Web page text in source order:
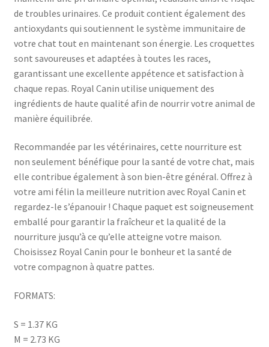
de troubles urinaires. Ce produit contient également des
antioxydants qui soutiennent le système immunitaire de
votre chat tout en maintenant son énergie. Les croquettes
sont savoureuses et adaptées à toutes les races,
garantissant une excellente appétence et satisfaction à
chaque repas. Royal Canin utilise uniquement des
ingrédients de haute qualité afin de nourrir votre animal de
manière équilibrée.
Recommandée par les vétérinaires, cette nourriture est
non seulement bénéfique pour la santé de votre chat, mais
elle contribue également à son bien-être général. Offrez à
votre ami félin la meilleure nutrition avec Royal Canin et
regardez-le s’épanouir ! Chaque paquet est soigneusement
emballé pour garantir la fraîcheur et la qualité de la
nourriture jusqu’à ce qu’elle atteigne votre maison.
Choisissez Royal Canin pour le bonheur et la santé de
votre compagnon à quatre pattes.
FORMATS:
S = 1.37 KG
M = 2.73 KG